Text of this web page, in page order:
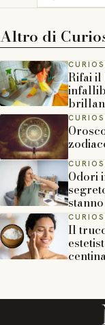
Altro di
Rifai il
Odori
Il